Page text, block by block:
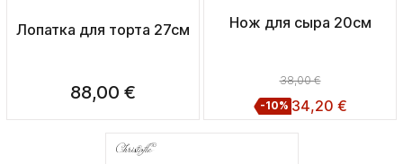
Лопатка для торта 27см
88,00 €
Нож для сыра 20см
38,00 €
-10% 34,20 €